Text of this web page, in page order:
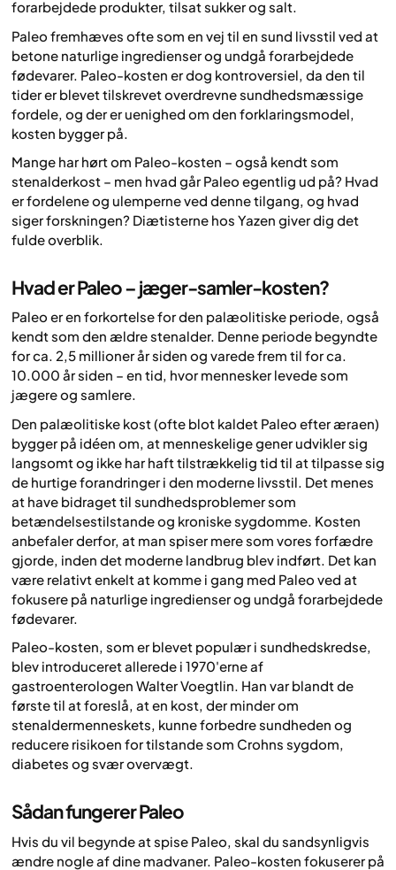
forarbejdede produkter, tilsat sukker og salt.
Paleo fremhæves ofte som en vej til en sund livsstil ved at
betone naturlige ingredienser og undgå forarbejdede
fødevarer. Paleo-kosten er dog kontroversiel, da den til
tider er blevet tilskrevet overdrevne sundhedsmæssige
fordele, og der er uenighed om den forklaringsmodel,
kosten bygger på.
Mange har hørt om Paleo-kosten – også kendt som
stenalderkost – men hvad går Paleo egentlig ud på? Hvad
er fordelene og ulemperne ved denne tilgang, og hvad
siger forskningen? Diætisterne hos Yazen giver dig det
fulde overblik.
Hvad er Paleo – jæger-samler-kosten?
Paleo er en forkortelse for den palæolitiske periode, også
kendt som den ældre stenalder. Denne periode begyndte
for ca. 2,5 millioner år siden og varede frem til for ca.
10.000 år siden – en tid, hvor mennesker levede som
jægere og samlere.
Den palæolitiske kost (ofte blot kaldet Paleo efter æraen)
bygger på idéen om, at menneskelige gener udvikler sig
langsomt og ikke har haft tilstrækkelig tid til at tilpasse sig
de hurtige forandringer i den moderne livsstil. Det menes
at have bidraget til sundhedsproblemer som
betændelsestilstande og kroniske sygdomme. Kosten
anbefaler derfor, at man spiser mere som vores forfædre
gjorde, inden det moderne landbrug blev indført. Det kan
være relativt enkelt at komme i gang med Paleo ved at
fokusere på naturlige ingredienser og undgå forarbejdede
fødevarer.
Paleo-kosten, som er blevet populær i sundhedskredse,
blev introduceret allerede i 1970'erne af
gastroenterologen Walter Voegtlin. Han var blandt de
første til at foreslå, at en kost, der minder om
stenaldermenneskets, kunne forbedre sundheden og
reducere risikoen for tilstande som Crohns sygdom,
diabetes og svær overvægt.
Sådan fungerer Paleo
Hvis du vil begynde at spise Paleo, skal du sandsynligvis
ændre nogle af dine madvaner. Paleo-kosten fokuserer på